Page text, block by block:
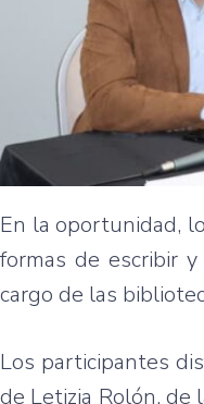
En la oportunidad,
formas de escribir
cargo de las
Los participantes
de Letizia Rolón, de